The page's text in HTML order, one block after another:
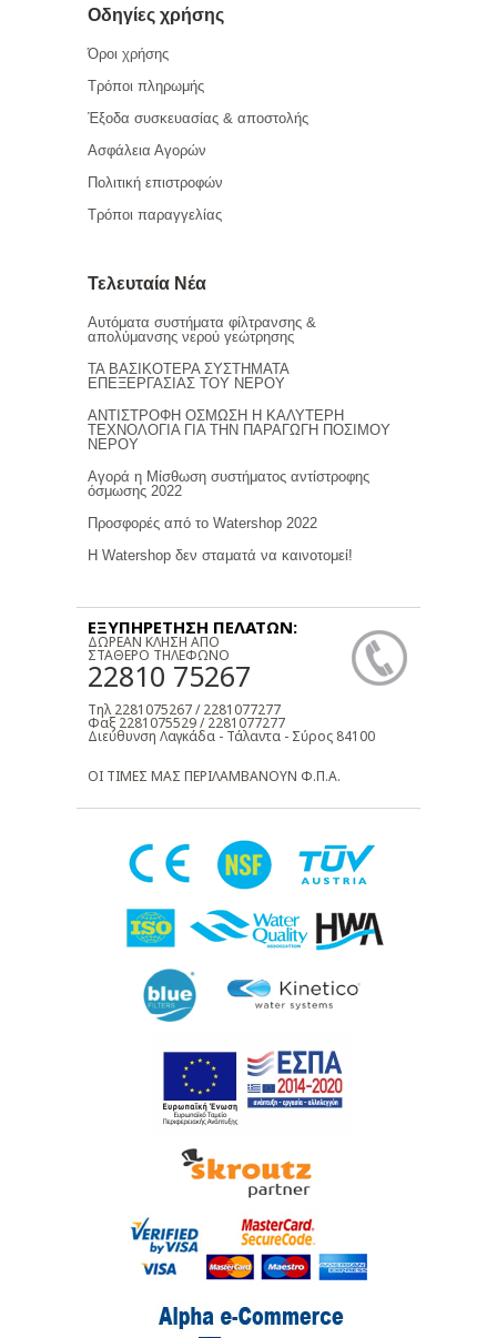
Οδηγίες χρήσης
Όροι χρήσης
Τρόποι πληρωμής
Έξοδα συσκευασίας & αποστολής
Ασφάλεια Αγορών
Πολιτική επιστροφών
Τρόποι παραγγελίας
Τελευταία Νέα
Αυτόματα συστήματα φίλτρανσης &
απολύμανσης νερού γεώτρησης
ΤΑ ΒΑΣΙΚΟΤΕΡΑ ΣΥΣΤΗΜΑΤΑ
ΕΠΕΞΕΡΓΑΣΙΑΣ ΤΟΥ ΝΕΡΟΥ
ΑΝΤΙΣΤΡΟΦΗ ΟΣΜΩΣΗ Η ΚΑΛΥΤΕΡΗ
ΤΕΧΝΟΛΟΓΙΑ ΓΙΑ ΤΗΝ ΠΑΡΑΓΩΓΗ ΠΟΣΙΜΟΥ
ΝΕΡΟΥ
Αγορά η Μίσθωση συστήματος αντίστροφης
όσμωσης 2022
Προσφορές από το Watershop 2022
Η Watershop δεν σταματά να καινοτομεί!
ΕΞΥΠΗΡΕΤΗΣΗ ΠΕΛΑΤΩΝ:
ΔΩΡΕΑΝ ΚΛΗΣΗ ΑΠΟ
ΣΤΑΘΕΡΟ ΤΗΛΕΦΩΝΟ
22810 75267
Τηλ 2281075267 / 2281077277
Φαξ 2281075529 / 2281077277
Διεύθυνση Λαγκάδα - Τάλαντα - Σύρος 84100
ΟΙ ΤΙΜΕΣ ΜΑΣ ΠΕΡΙΛΑΜΒΑΝΟΥΝ Φ.Π.Α.